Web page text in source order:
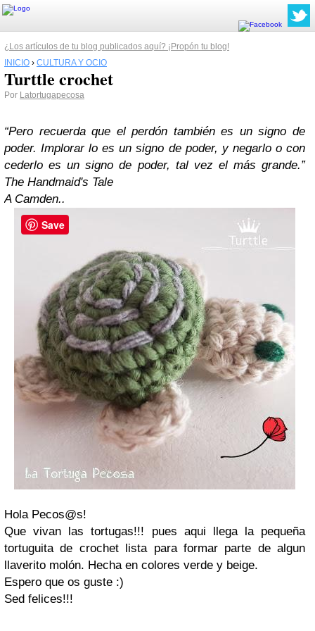
¿Los artículos de tu blog publicados aquí? ¡Propón tu blog!
INICIO › CULTURA Y OCIO
Turttle crochet
Por Latortugapecosa
“Pero recuerda que el perdón también es un signo de
poder. Implorar lo es un signo de poder, y negarlo o con
cederlo es un signo de poder, tal vez el más grande.”
The Handmaid's Tale
A Camden..
Hola Pecos@s!
Que vivan las tortugas!!! pues aqui llega la pequeña
tortuguita de crochet lista para formar parte de algun
llaverito molón. Hecha en colores verde y beige.
Espero que os guste :)
Sed felices!!!
Save